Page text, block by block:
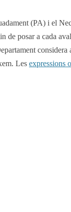
(PA) i el
de posar a cada
considera
Les expressions